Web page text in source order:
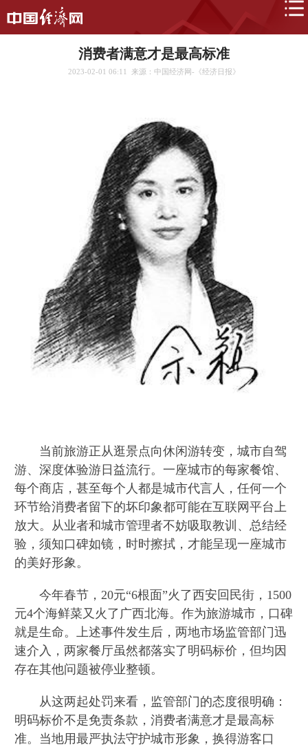
消费者满意才是最高标准
2023-02-01 06:11 来源：中国经济网-《经济日报》
当前旅游正从逛景点向休闲游转变，城市自驾
游、深度体验游日益流行。一座城市的每家餐馆、
每个商店，甚至每个人都是城市代言人，任何一个
环节给消费者留下的坏印象都可能在互联网平台上
放大。从业者和城市管理者不妨吸取教训、总结经
验，须知口碑如镜，时时擦拭，才能呈现一座城市
的美好形象。
今年春节，20元“6根面”火了西安回民街，1500
元4个海鲜菜又火了广西北海。作为旅游城市，口碑
就是生命。上述事件发生后，两地市场监管部门迅
速介入，两家餐厅虽然都落实了明码标价，但均因
存在其他问题被停业整顿。
从这两起处罚来看，监管部门的态度很明确：
明码标价不是免责条款，消费者满意才是最高标
准。当地用最严执法守护城市形象，换得游客口